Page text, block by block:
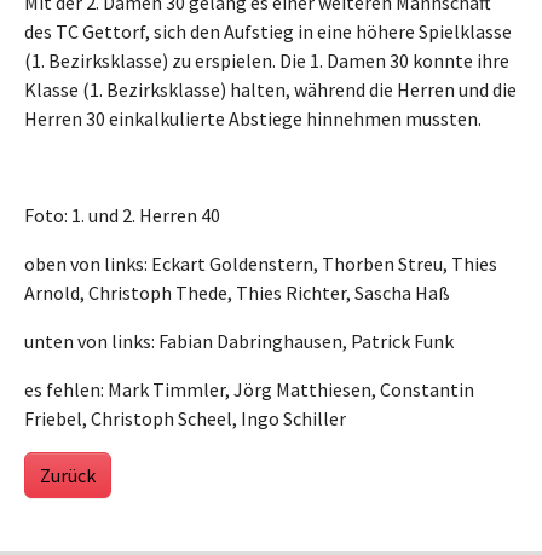
des TC Gettorf, sich den Aufstieg in eine höhere Spielklasse
(1. Bezirksklasse) zu erspielen. Die 1. Damen 30 konnte ihre
Klasse (1. Bezirksklasse) halten, während die Herren und die
Herren 30 einkalkulierte Abstiege hinnehmen mussten.
Foto: 1. und 2. Herren 40
oben von links: Eckart Goldenstern, Thorben Streu, Thies
Arnold, Christoph Thede, Thies Richter, Sascha Haß
unten von links: Fabian Dabringhausen, Patrick Funk
es fehlen: Mark Timmler, Jörg Matthiesen, Constantin
Friebel, Christoph Scheel, Ingo Schiller
Zurück